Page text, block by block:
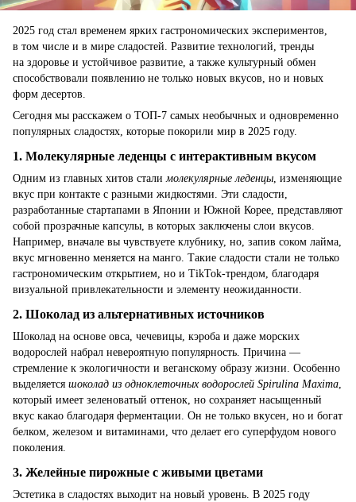
2025 год стал временем ярких гастрономических экспериментов,
в том числе и в мире сладостей. Развитие технологий, тренды
на здоровье и устойчивое развитие, а также культурный обмен
способствовали появлению не только новых вкусов, но и новых
форм десертов.
Сегодня мы расскажем о ТОП-7 самых необычных и одновременно
популярных сладостях, которые покорили мир в 2025 году.
1. Молекулярные леденцы с интерактивным вкусом
Одним из главных хитов сталимолекулярные леденцы, изменяющие
вкус при контакте с разными жидкостями. Эти сладости,
разработанные стартапами в Японии и Южной Корее, представляют
собой прозрачные капсулы, в которых заключены слои вкусов.
Например, вначале вы чувствуете клубнику, но, запив соком лайма,
вкус мгновенно меняется на манго. Такие сладости стали не только
гастрономическим открытием, но и TikTok-трендом, благодаря
визуальной привлекательности и элементу неожиданности.
2. Шоколад из альтернативных источников
Шоколад на основе овса, чечевицы, кэроба и даже морских
водорослей набрал невероятную популярность. Причина —
стремление к экологичности и веганскому образу жизни. Особенно
выделяется шоколад из одноклеточных водорослей Spirulina Maxima
который имеет зеленоватый оттенок, но сохраняет насыщенный
вкус какао благодаря ферментации. Он не только вкусен, но и богат
белком, железом и витаминами, что делает его суперфудом нового
поколения.
3. Желейные пирожные с живыми цветами
Эстетика в сладостях выходит на новый уровень. В 2025 году